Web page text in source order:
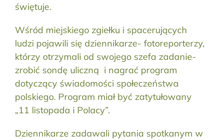
świętuje.
Wśród miejskiego zgiełku i spacerujących
ludzi pojawili się dziennikarze- fotoreporterzy,
którzy otrzymali od swojego szefa zadanie-
zrobić sondę uliczną i nagrać program
dotyczący świadomości społeczeństwa
polskiego. Program miał być zatytułowany
„11 listopada i Polacy”.
Dziennikarze zadawali pytania spotkanym w